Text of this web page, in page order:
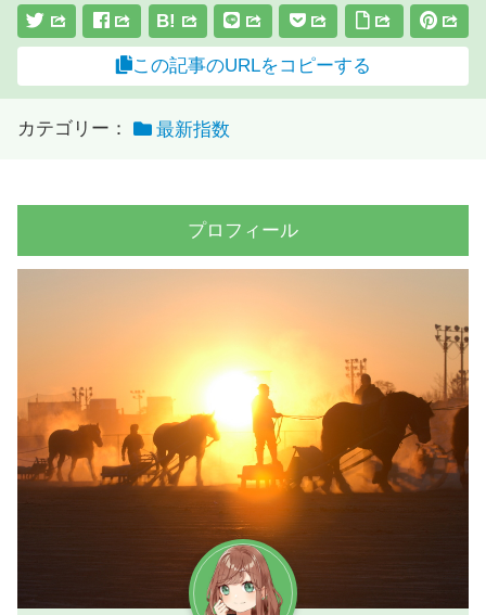
B!
この記事のURLをコピーする
カテゴリー： 最新指数
プロフィール